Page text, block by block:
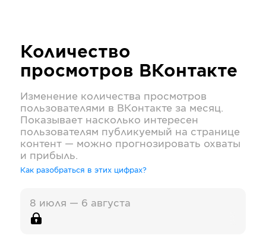
Количество
просмотров ВКонтакте
Изменение количества просмотров
пользователями в ВКонтакте за месяц.
Показывает насколько интересен
пользователям публикуемый на странице
контент — можно прогнозировать охваты
и прибыль.
Как разобраться в этих цифрах?
8 июля — 6 августа